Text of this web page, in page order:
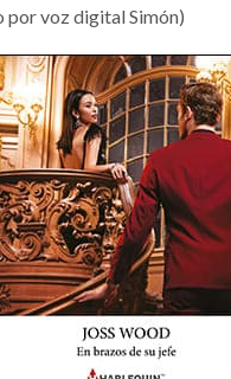
por voz digital Simón)